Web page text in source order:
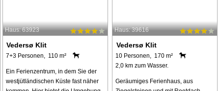
Haus: 63923
Vedersø Klit
7+3 Personen, 110 m²
Ein Ferienzentrum, in dem Sie der
westjütländischen Küste fast näher
Haus: 39616
Vedersø Klit
10 Personen, 170 m²
2,0 km zum Wasser.
Geräumiges Ferienhaus, aus